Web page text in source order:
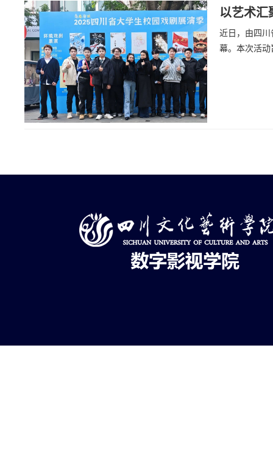
以艺术汇
近日，由四川
幕。本次活